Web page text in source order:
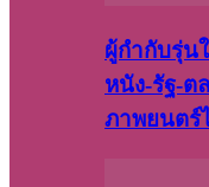
ผู้กำกับรุ่น
หนัง-รัฐ-ต
ภาพยนตร์